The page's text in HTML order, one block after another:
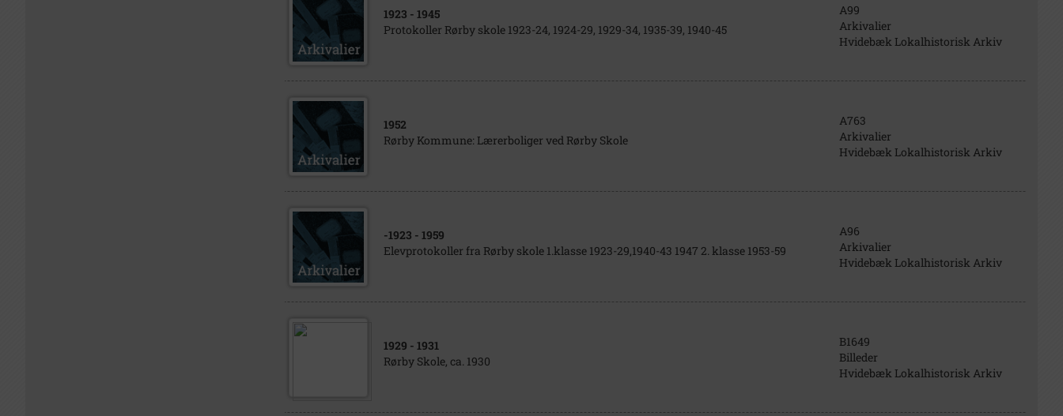
1923 - 1945
Protokoller Rørby skole 1923-24, 1924-29, 1929-34, 1935-39, 1940-45
A99
Arkivalier
Hvidebæk Lokalhistorisk Arkiv
1952
Rørby Kommune: Lærerboliger ved Rørby Skole
A763
Arkivalier
Hvidebæk Lokalhistorisk Arkiv
-1923 - 1959
Elevprotokoller fra Rørby skole 1.klasse 1923-29,1940-43 1947 2. klasse 1953-59
A96
Arkivalier
Hvidebæk Lokalhistorisk Arkiv
1929 - 1931
Rørby Skole, ca. 1930
B1649
Billeder
Hvidebæk Lokalhistorisk Arkiv